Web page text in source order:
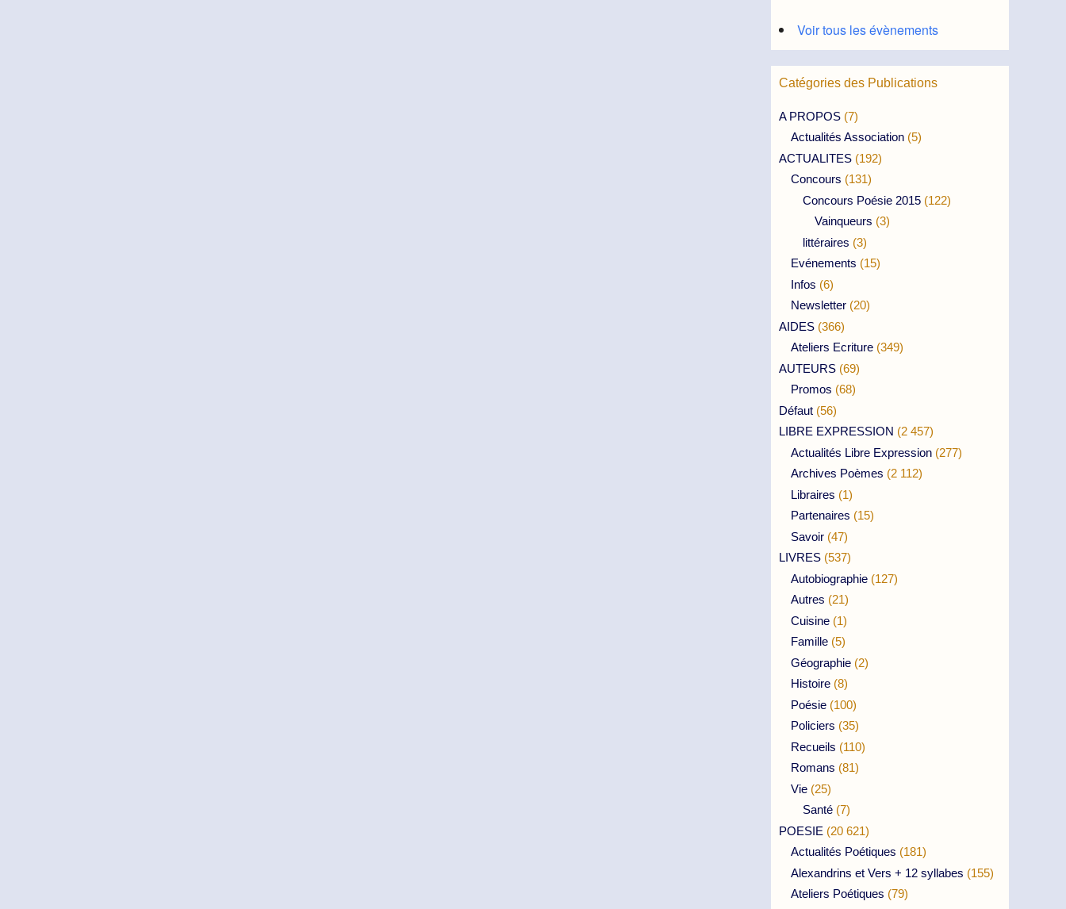
Voir tous les évènements
Catégories des Publications
A PROPOS (7)
Actualités Association (5)
ACTUALITES (192)
Concours (131)
Concours Poésie 2015 (122)
Vainqueurs (3)
littéraires (3)
Evénements (15)
Infos (6)
Newsletter (20)
AIDES (366)
Ateliers Ecriture (349)
AUTEURS (69)
Promos (68)
Défaut (56)
LIBRE EXPRESSION (2 457)
Actualités Libre Expression (277)
Archives Poèmes (2 112)
Libraires (1)
Partenaires (15)
Savoir (47)
LIVRES (537)
Autobiographie (127)
Autres (21)
Cuisine (1)
Famille (5)
Géographie (2)
Histoire (8)
Poésie (100)
Policiers (35)
Recueils (110)
Romans (81)
Vie (25)
Santé (7)
POESIE (20 621)
Actualités Poétiques (181)
Alexandrins et Vers + 12 syllabes (155)
Ateliers Poétiques (79)